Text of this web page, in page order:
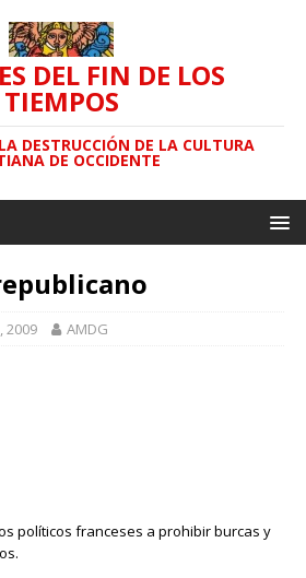
DEL FIN DE LOS
TIEMPOS
DESTRUCCIÓN DE LA CULTURA
DE OCCIDENTE
2009 AMDG
políticos franceses a prohibir burcas y